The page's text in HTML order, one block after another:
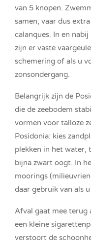
van 5 knopen.
samen; vaar dus
calanques. In en
zijn er vaste
schemering of als u
zonsondergang.
Belangrijk zijn de
die de zeebodem
vormen voor talloze
Posidonia: kies
plekken in het water,
bijna zwart oogt. In
moorings
daar gebruik van als
Afval gaat mee terug
een kleine
verstoort de